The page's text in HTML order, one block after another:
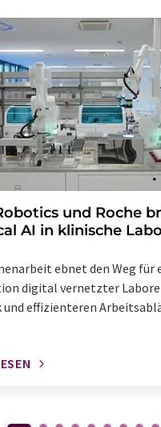
Berlin oder per E-Mail unter
mit Wirkung für
Zudem ist in jeder E-Mail ein
des entsprechenden
und Roche
AI in klinische
ebnet den Weg für
digital vernetzter
und effizienteren